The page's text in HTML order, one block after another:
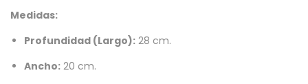
Medidas:
Profundidad (Largo): 28 cm.
Ancho: 20 cm.